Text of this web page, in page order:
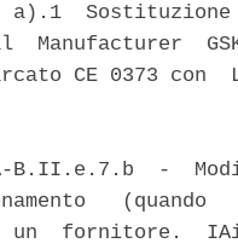
a).1  Sostituzione
Manufacturer
CE 0373 con
B.II.e.7.b  -
(quando
un  fornitore.